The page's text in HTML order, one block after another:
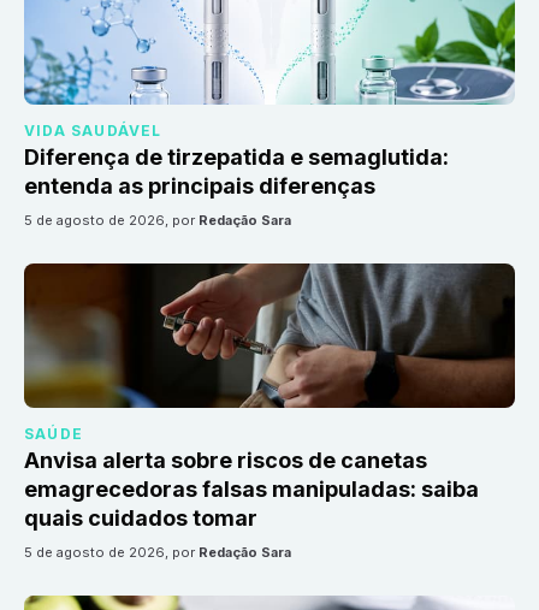
VIDA SAUDÁVEL
Diferença de tirzepatida e semaglutida:
entenda as principais diferenças
5 de agosto de 2026, por Redação Sara
SAÚDE
Anvisa alerta sobre riscos de canetas
emagrecedoras falsas manipuladas: saiba
quais cuidados tomar
5 de agosto de 2026, por Redação Sara